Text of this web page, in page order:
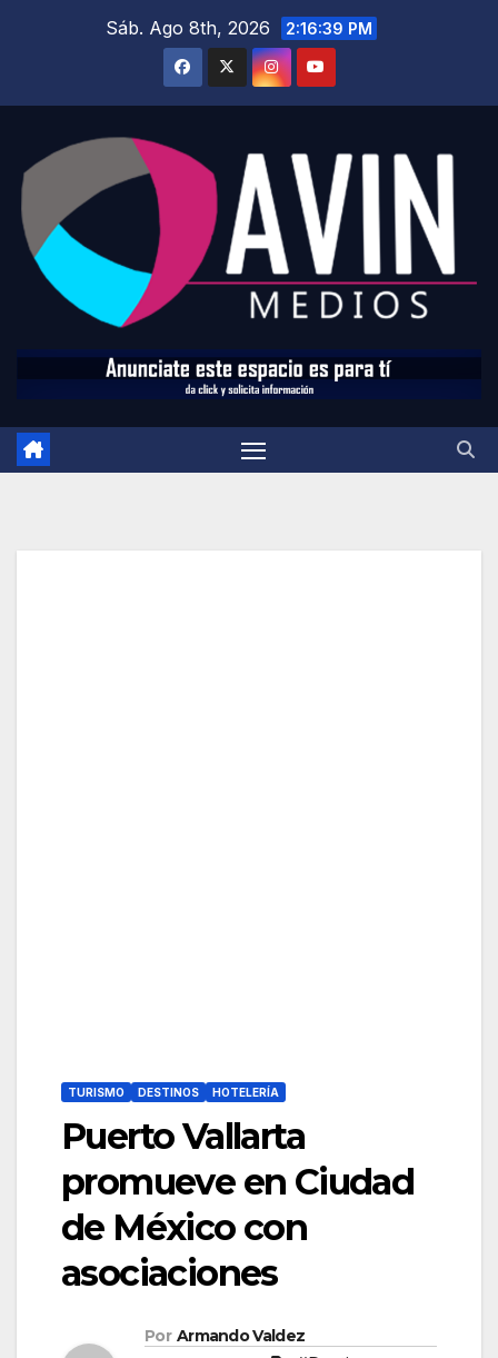
Sáb. Ago 8th, 2026 2:16:41 PM
TURISMO DESTINOS HOTELERÍA
Puerto Vallarta
promueve en Ciudad
de México con
asociaciones
Por Armando Valdez